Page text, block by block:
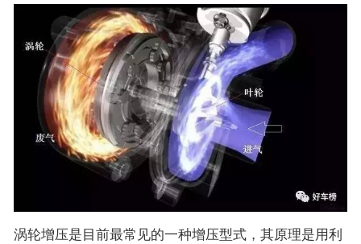
涡轮增压是目前最常见的一种增压型式，其原理是用利